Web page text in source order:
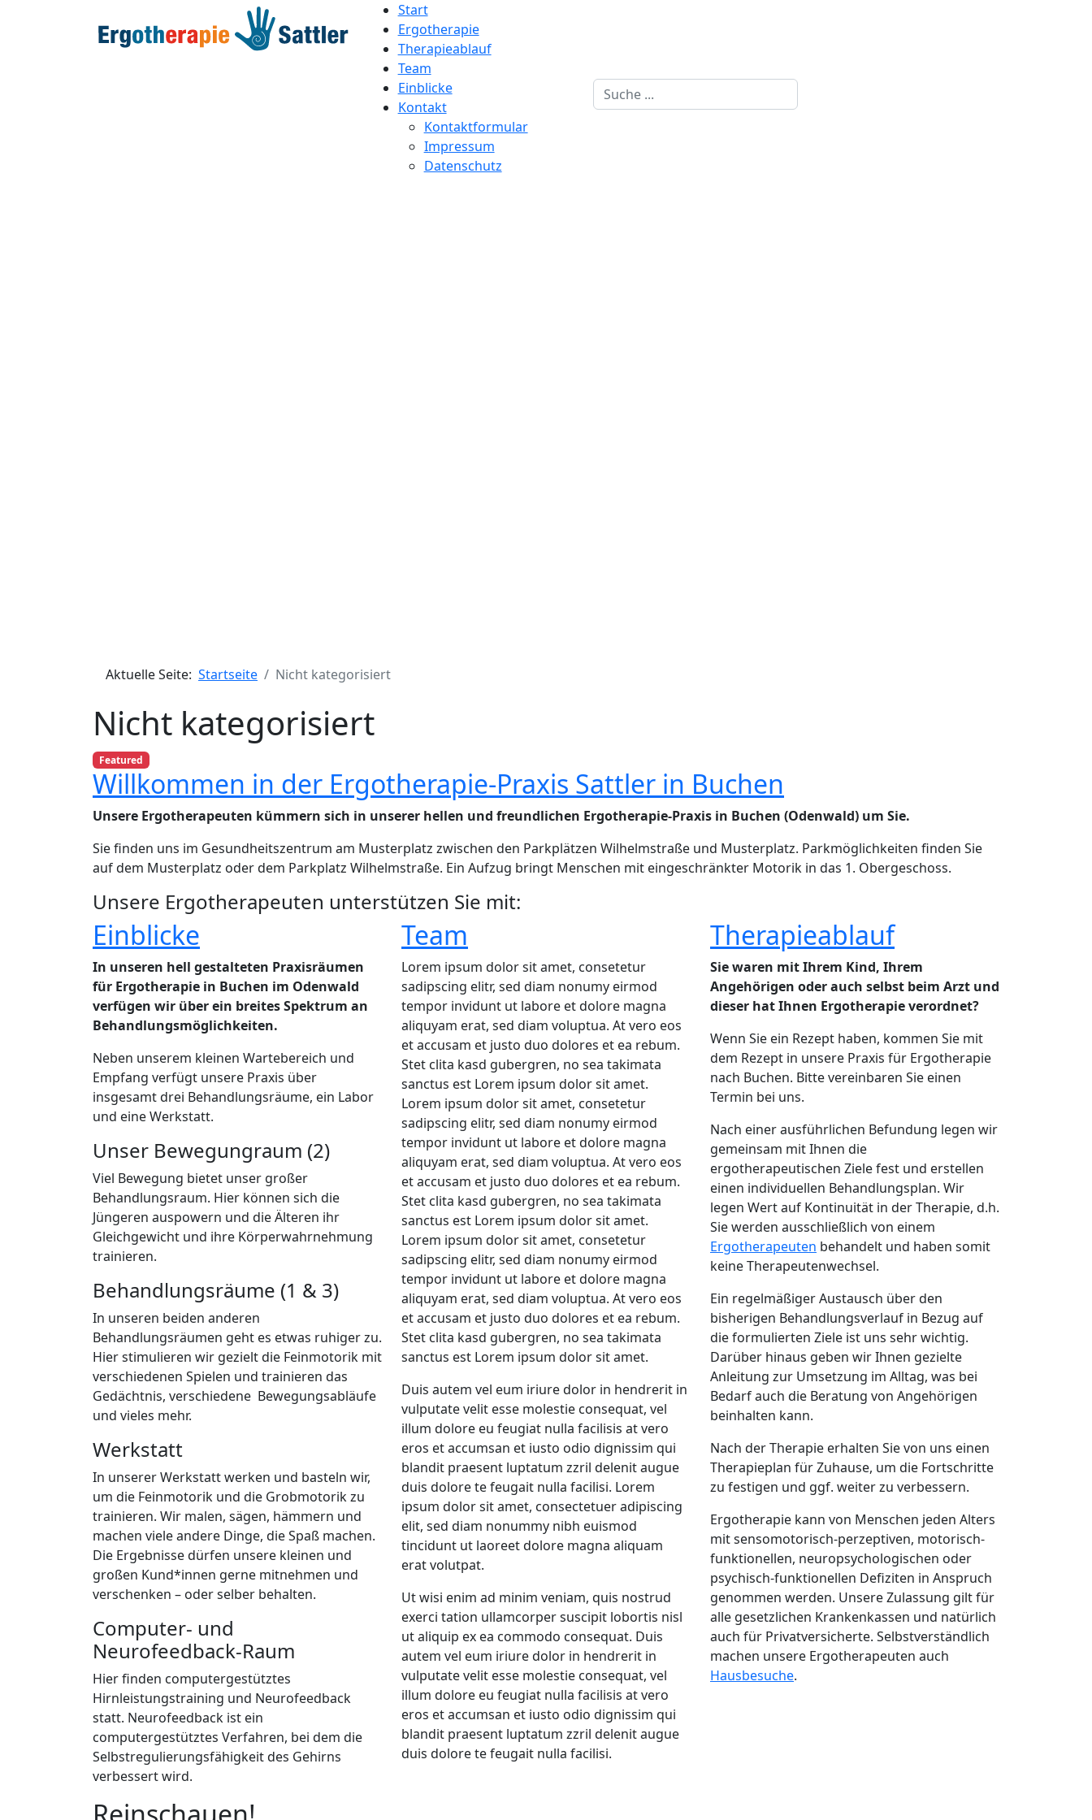
Start
Ergotherapie
Therapieablauf
Team
Einblicke
Kontakt
Kontaktformular
Impressum
Datenschutz
Suchen
Aktuelle Seite: Startseite Nicht kategorisiert
Nicht kategorisiert
Featured
Willkommen in der Ergotherapie-Praxis Sattler in Buchen
Unsere Ergotherapeuten kümmern sich in unserer hellen und freundlichen Ergotherapie-Praxis in Buchen (Odenwald) um Sie.
Sie finden uns im Gesundheitszentrum am Musterplatz zwischen den Parkplätzen Wilhelmstraße und Musterplatz. Parkmöglichkeiten finden Sie
auf dem Musterplatz oder dem Parkplatz Wilhelmstraße. Ein Aufzug bringt Menschen mit eingeschränkter Motorik in das 1. Obergeschoss.
Unsere Ergotherapeuten unterstützen Sie mit:
Einblicke
In unseren hell gestalteten Praxisräumen
für Ergotherapie in Buchen im Odenwald
verfügen wir über ein breites Spektrum an
Behandlungsmöglichkeiten.
Neben unserem kleinen Wartebereich und
Empfang verfügt unsere Praxis über
insgesamt drei Behandlungsräume, ein Labor
und eine Werkstatt.
Unser Bewegungraum (2)
Viel Bewegung bietet unser großer
Behandlungsraum. Hier können sich die
Jüngeren auspowern und die Älteren ihr
Gleichgewicht und ihre Körperwahrnehmung
trainieren.
Behandlungsräume (1 & 3)
In unseren beiden anderen
Behandlungsräumen geht es etwas ruhiger zu.
Hier stimulieren wir gezielt die Feinmotorik mit
verschiedenen Spielen und trainieren das
Gedächtnis, verschiedene Bewegungsabläufe
und vieles mehr.
Werkstatt
In unserer Werkstatt werken und basteln wir,
um die Feinmotorik und die Grobmotorik zu
trainieren. Wir malen, sägen, hämmern und
machen viele andere Dinge, die Spaß machen.
Die Ergebnisse dürfen unsere kleinen und
großen Kund*innen gerne mitnehmen und
verschenken – oder selber behalten.
Computer- und
Neurofeedback-Raum
Hier finden computergestütztes
Hirnleistungstraining und Neurofeedback
statt. Neurofeedback ist ein
computergestütztes Verfahren, bei dem die
Selbstregulierungsfähigkeit des Gehirns
verbessert wird.
Team
Lorem ipsum dolor sit amet, consetetur
sadipscing elitr, sed diam nonumy eirmod
tempor invidunt ut labore et dolore magna
aliquyam erat, sed diam voluptua. At vero eos
et accusam et justo duo dolores et ea rebum.
Stet clita kasd gubergren, no sea takimata
sanctus est Lorem ipsum dolor sit amet.
Lorem ipsum dolor sit amet, consetetur
sadipscing elitr, sed diam nonumy eirmod
tempor invidunt ut labore et dolore magna
aliquyam erat, sed diam voluptua. At vero eos
et accusam et justo duo dolores et ea rebum.
Stet clita kasd gubergren, no sea takimata
sanctus est Lorem ipsum dolor sit amet.
Lorem ipsum dolor sit amet, consetetur
sadipscing elitr, sed diam nonumy eirmod
tempor invidunt ut labore et dolore magna
aliquyam erat, sed diam voluptua. At vero eos
et accusam et justo duo dolores et ea rebum.
Stet clita kasd gubergren, no sea takimata
sanctus est Lorem ipsum dolor sit amet.
Duis autem vel eum iriure dolor in hendrerit in
vulputate velit esse molestie consequat, vel
illum dolore eu feugiat nulla facilisis at vero
eros et accumsan et iusto odio dignissim qui
blandit praesent luptatum zzril delenit augue
duis dolore te feugait nulla facilisi. Lorem
ipsum dolor sit amet, consectetuer adipiscing
elit, sed diam nonummy nibh euismod
tincidunt ut laoreet dolore magna aliquam
erat volutpat.
Ut wisi enim ad minim veniam, quis nostrud
exerci tation ullamcorper suscipit lobortis nisl
ut aliquip ex ea commodo consequat. Duis
autem vel eum iriure dolor in hendrerit in
vulputate velit esse molestie consequat, vel
illum dolore eu feugiat nulla facilisis at vero
eros et accumsan et iusto odio dignissim qui
blandit praesent luptatum zzril delenit augue
duis dolore te feugait nulla facilisi.
Therapieablauf
Sie waren mit Ihrem Kind, Ihrem
Angehörigen oder auch selbst beim Arzt und
dieser hat Ihnen Ergotherapie verordnet?
Wenn Sie ein Rezept haben, kommen Sie mit
dem Rezept in unsere Praxis für Ergotherapie
nach Buchen. Bitte vereinbaren Sie einen
Termin bei uns.
Nach einer ausführlichen Befundung legen wir
gemeinsam mit Ihnen die
ergotherapeutischen Ziele fest und erstellen
einen individuellen Behandlungsplan. Wir
legen Wert auf Kontinuität in der Therapie, d.h.
Sie werden ausschließlich von einem
Ergotherapeuten behandelt und haben somit
keine Therapeutenwechsel.
Ein regelmäßiger Austausch über den
bisherigen Behandlungsverlauf in Bezug auf
die formulierten Ziele ist uns sehr wichtig.
Darüber hinaus geben wir Ihnen gezielte
Anleitung zur Umsetzung im Alltag, was bei
Bedarf auch die Beratung von Angehörigen
beinhalten kann.
Nach der Therapie erhalten Sie von uns einen
Therapieplan für Zuhause, um die Fortschritte
zu festigen und ggf. weiter zu verbessern.
Ergotherapie kann von Menschen jeden Alters
mit sensomotorisch-perzeptiven, motorisch-
funktionellen, neuropsychologischen oder
psychisch-funktionellen Defiziten in Anspruch
genommen werden. Unsere Zulassung gilt für
alle gesetzlichen Krankenkassen und natürlich
auch für Privatversicherte. Selbstverständlich
machen unsere Ergotherapeuten auch
Hausbesuche.